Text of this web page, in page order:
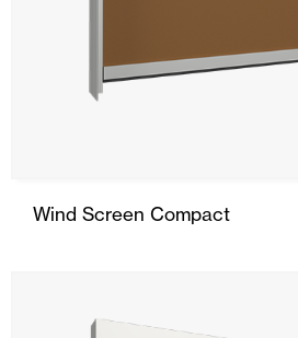
Wind Screen Compact